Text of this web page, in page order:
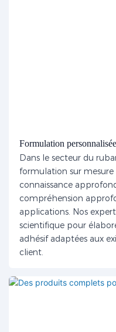
Formulation
Dans le secteur du
formulation sur mesure
connaissance
compréhension
applications. Nos
scientifique pour
adhésif adaptées aux
client.